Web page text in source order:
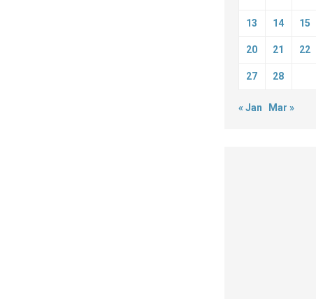
13 14 15
20 21 22
27 28
« Jan Mar »